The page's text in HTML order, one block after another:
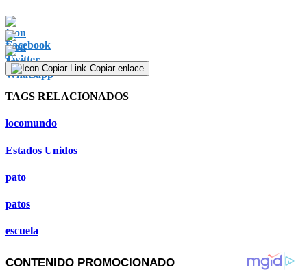
Copiar enlace
TAGS RELACIONADOS
locomundo
Estados Unidos
pato
patos
escuela